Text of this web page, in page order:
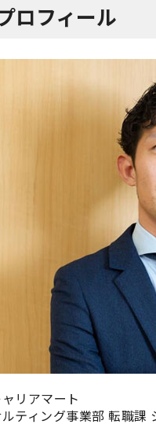
ロフィール
リアマート
ティング事業部 転職